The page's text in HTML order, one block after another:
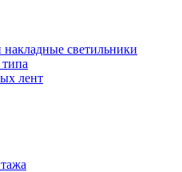
светильники
лент